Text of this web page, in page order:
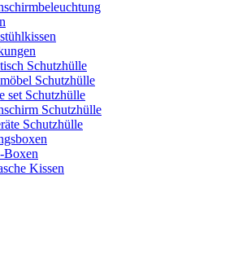
Schutzhülle
Schutzhülle
set Schutzhülle
Schutzhülle
Schutzhülle
Boxen
Kissen